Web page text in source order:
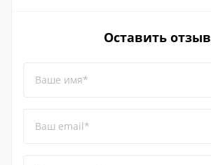
Оставить отзыв
Ваше имя*
Ваш email*